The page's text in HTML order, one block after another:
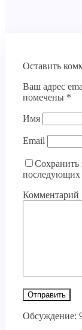
Оставить
Ваш адрес
помечены *
Имя
Email
Сохранить
последующих
Комментарий
Обсуждение: